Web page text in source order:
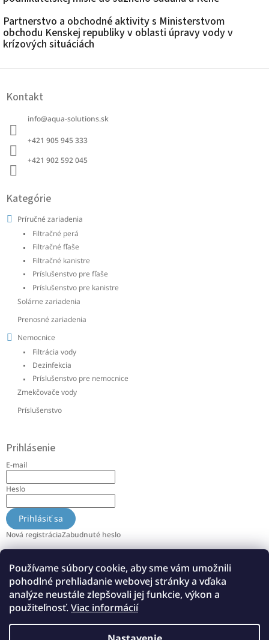
Používame súbory cookie, aby sme vám umožnili
pohodlné prehliadanie webovej stránky a vďaka
analýze neustále zlepšovali jej funkcie, výkon a
použiteľnosť.Viac informácií
Partnerstvo a obchodné aktivity s Ministerstvom
obchodu Kenskej republiky v oblasti úpravy vody v
krízových situáciách
Z
Kontakt
info@aqua-solutions.sk
+421 905 945 333 ‭
+421 902 592 045‬
Kategórie
Príručné zariadenia
Filtračné perá
Filtračné fľaše
Filtračné kanistre
Príslušenstvo pre fľaše
Príslušenstvo pre kanistre
Solárne zariadenia
Prenosné zariadenia
Nemocnice
Filtrácia vody
Dezinfekcia
Príslušenstvo pre nemocnice
Zmekčovače vody
Príslušenstvo
Prihlásenie
E-mail
Heslo
Prihlásiť sa
Nová registráciaZabudnuté heslo
Info
O nás
Referencie
Podmienky ochrany osobných údajov